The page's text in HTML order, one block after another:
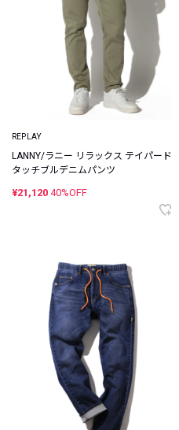
REPLAY
LANNY/ラニー リラックス テイパード
タッチブルデニムパンツ
¥21,120 40%OFF